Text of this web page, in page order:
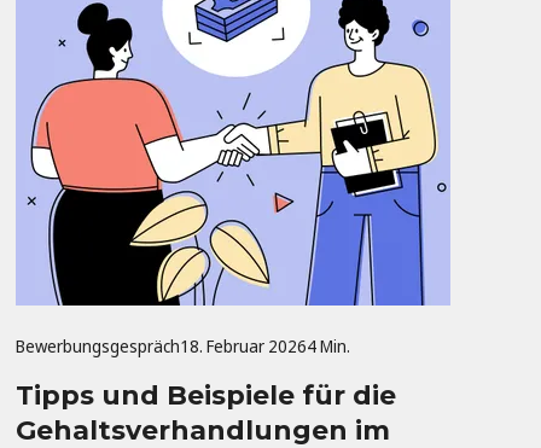
Tipps und Beispiele für die
Gehaltsverhandlungen im
Bewerbungsgespräch18. Februar 20264 Min.